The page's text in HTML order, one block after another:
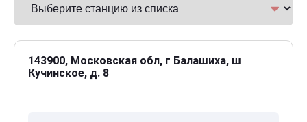
143900, Московская обл, г Балашиха, ш
Кучинское, д. 8